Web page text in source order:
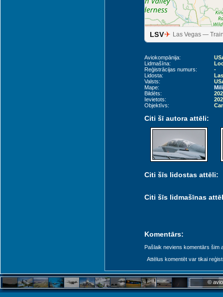
LSV✈ Las Vegas —
Aviokompānija:
Lidmašīna:
Reģistrācijas numurs:
-
Lidosta:
Valsts:
Mape:
Bildēts:
Ievietots:
Objektīvs:
Citi šī autora attēli:
Citi šīs lidostas attēli:
Citi šīs lidmašīnas
Komentārs:
Pašlaik neviens komentārs šim
Attēlus komentēt var tikai
©